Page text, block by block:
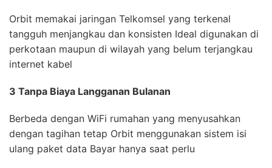
Orbit memakai jaringan Telkomsel yang terkenal
tangguh menjangkau dan konsisten Ideal digunakan di
perkotaan maupun di wilayah yang belum terjangkau
internet kabel
3 Tanpa Biaya Langganan Bulanan
Berbeda dengan WiFi rumahan yang menyusahkan
dengan tagihan tetap Orbit menggunakan sistem isi
ulang paket data Bayar hanya saat perlu